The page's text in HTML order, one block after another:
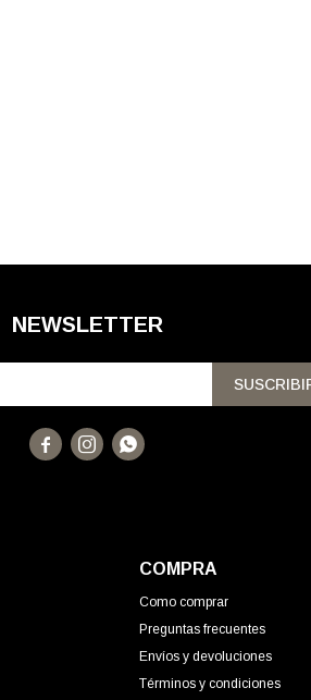
COMPRA
Como comprar
Preguntas frecuentes
Envíos y devoluciones
Términos y condiciones
NEWSLETTER
  